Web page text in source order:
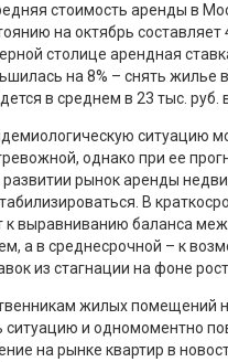
стоимость аренды в
на октябрь составляет
столице арендная
на 8% – снять жилье
в среднем в 23 тыс. руб.
ситуацию
однако при ее
рынок аренды
В
к выравниванию баланса
а в среднесрочной – к
из стагнации на фоне
жилых помещений
ситуацию и одномоментно
на рынке квартир в